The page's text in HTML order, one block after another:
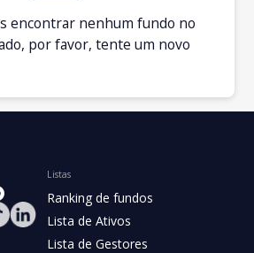
encontrar nenhum fundo no
por favor, tente um novo
Listas
Ranking de fundos
Lista de Ativos
Lista de Gestores